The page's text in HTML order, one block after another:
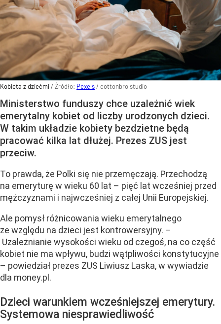
Kobieta z dziećmi/ Źródło: Pexels/ cottonbro studio
Ministerstwo funduszy chce uzależnić wiek
emerytalny kobiet od liczby urodzonych dzieci.
W takim układzie kobiety bezdzietne będą
pracować kilka lat dłużej. Prezes ZUS jest
przeciw.
To prawda, że Polki się nie przemęczają. Przechodzą
na emeryturę w wieku 60 lat – pięć lat wcześniej przed
mężczyznami i najwcześniej z całej Unii Europejskiej.
Ale pomysł różnicowania wieku emerytalnego
ze względu na dzieci jest kontrowersyjny. –
Uzależnianie wysokości wieku od czegoś, na co część
kobiet nie ma wpływu, budzi wątpliwości konstytucyjne
– powiedział prezes ZUS Liwiusz Laska, w wywiadzie
dla money.pl.
Dzieci warunkiem wcześniejszej emerytury.
Systemowa niesprawiedliwość